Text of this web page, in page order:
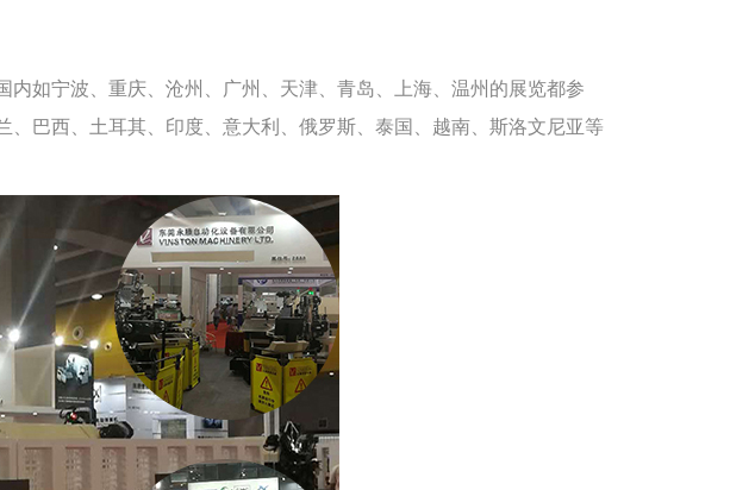
如宁波、重庆、沧州、广州、天津、青岛、上海、温州的展览都参
巴西、土耳其、印度、意大利、俄罗斯、泰国、越南、斯洛文尼亚等